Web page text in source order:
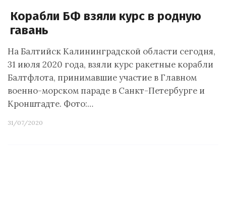
Корабли БФ взяли курс в родную
гавань
На Балтийск Калининградской области сегодня,
31 июля 2020 года, взяли курс ракетные корабли
Балтфлота, принимавшие участие в Главном
военно-морском параде в Санкт-Петербурге и
Кронштадте. Фото:…
31/07/2020